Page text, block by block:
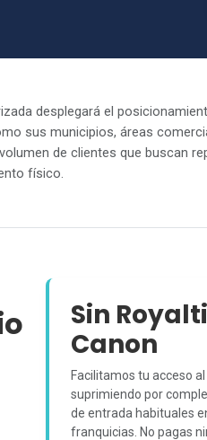
desplegará el
sus municipios, áreas
de clientes que buscan
físico.
Sin
Canon
Facilitamos tu acceso
suprimiendo por
de entrada habituales
franquicias. No pagas